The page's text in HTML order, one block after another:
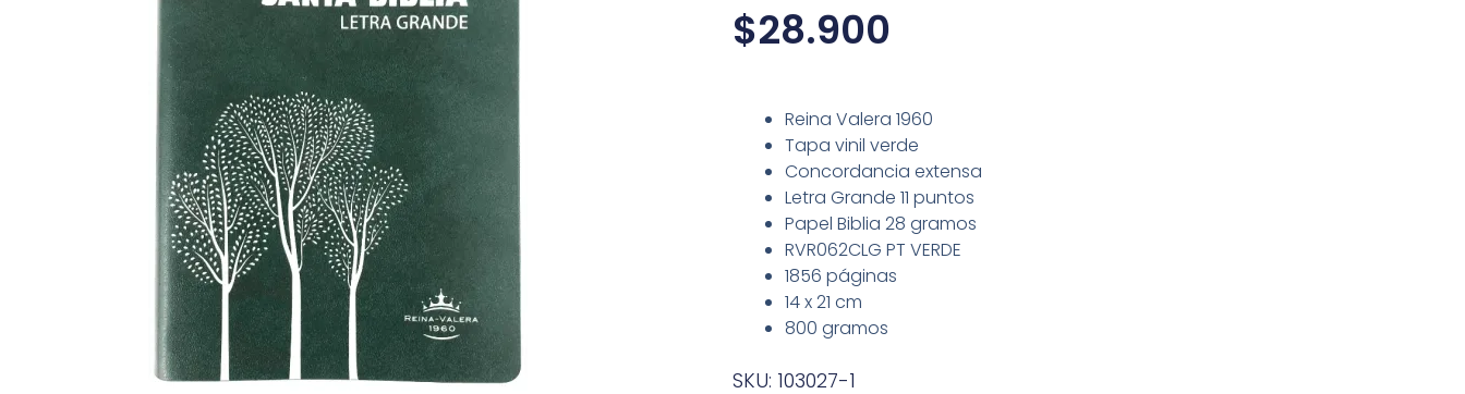
$28.900
Reina Valera 1960
Tapa vinil verde
Concordancia extensa
Letra Grande 11 puntos
Papel Biblia 28 gramos
RVR062CLG PT VERDE
1856 páginas
14 x 21 cm
800 gramos
SKU: 103027-1